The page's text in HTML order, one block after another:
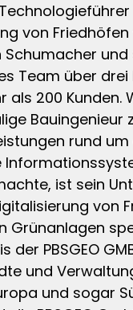
von
Schumacher und
Team über drei
als 200 Kunden.
Bauingenieur
rund
ist sein
von
Grünanlagen
der PBSGEO
und
und sogar